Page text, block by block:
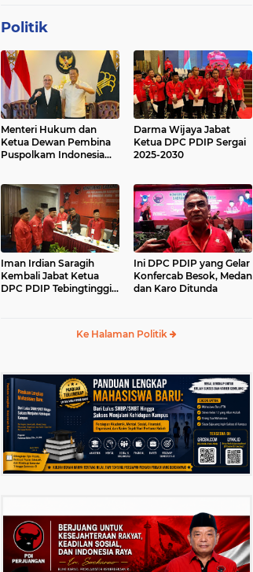
Politik
Menteri Hukum dan
Ketua Dewan Pembina
Puspolkam Indonesia
Beserta Agenda
Reformatif dan
Transformatif dalam
Pembangunan Negara
Hukum dan
Kelembagaan
Kementerian Hukum
Darma Wijaya Jabat
Ketua DPC PDIP Sergai
2025-2030
Iman Irdian Saragih
Kembali Jabat Ketua
DPC PDIP Tebingtinggi
Ini DPC PDIP yang Gelar
Konfercab Besok, Medan
dan Karo Ditunda
Ke Halaman Politik